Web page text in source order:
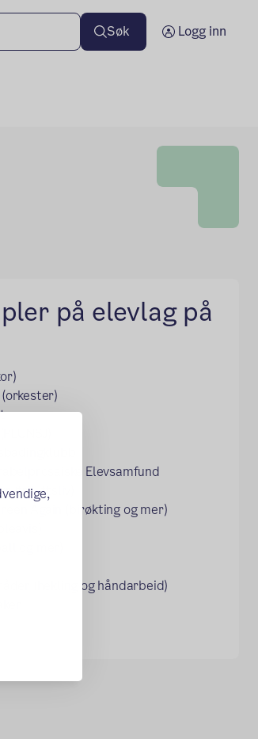
Søk Logg inn
på elevlag på
fabelprosaiske Elevsamfund
(friluftsliv)
Again (birøkting og mer)
og mer)
(hekling og håndarbeid)